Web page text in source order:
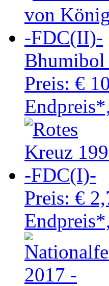
Preis: €
Preis: €